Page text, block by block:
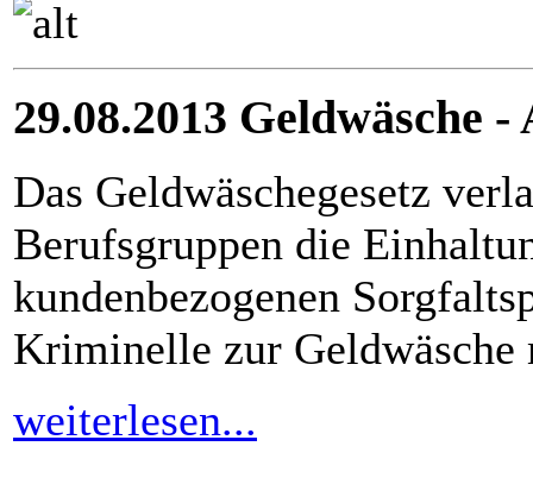
29.08.2013 Geldwäsche
Das Geldwäschegesetz
Berufsgruppen die
kundenbezogenen
Kriminelle zur Geldwäsche
weiterlesen...